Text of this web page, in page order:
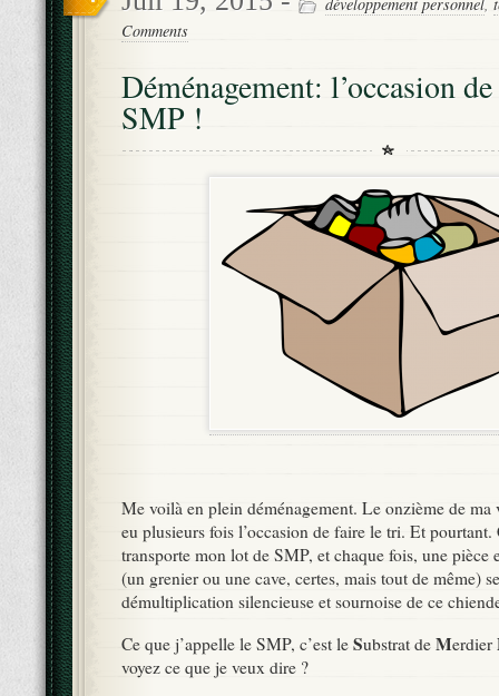
Comments
Déménagement: l’occasion
SMP !
Me voilà en plein déménagement. Le onzième de ma
eu plusieurs fois l’occasion de faire le tri. Et pourtant.
transporte mon lot de SMP, et chaque fois, une pièce
(un grenier ou une cave, certes, mais tout de même)
démultiplication silencieuse et sournoise de ce
Ce que j’appelle le SMP, c’est le Substrat de Merdier
voyez ce que je veux dire ?